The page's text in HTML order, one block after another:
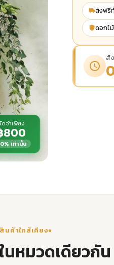
ดจำเพียง
800
เท่านั้น
ส่งฟรี
ดอกไ
สั่
นค้าใกล้เคียง
หมวดเดียวกัน